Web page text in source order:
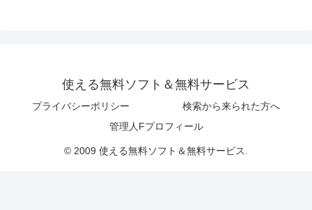
使える無料ソフト＆無料サービス
プライバシーポリシー
検索から来られた方へ
管理人Fプロフィール
© 2009 使える無料ソフト＆無料サービス.